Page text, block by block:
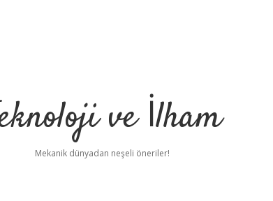
ve İlham
Mekanik dünyadan neşeli öneriler!